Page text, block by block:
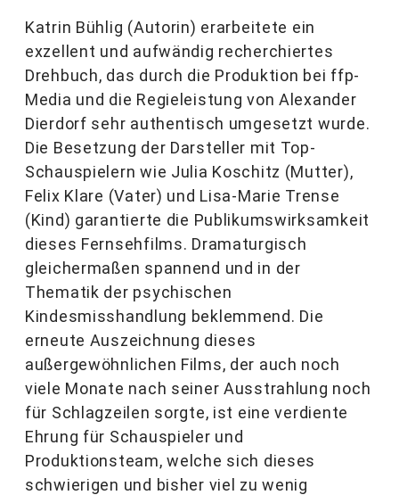
Katrin Bühlig (Autorin) erarbeitete ein
exzellent und aufwändig recherchiertes
Drehbuch, das durch die Produktion bei ffp-
Media und die Regieleistung von Alexander
Dierdorf sehr authentisch umgesetzt wurde.
Die Besetzung der Darsteller mit Top-
Schauspielern wie Julia Koschitz (Mutter),
Felix Klare (Vater) und Lisa-Marie Trense
(Kind) garantierte die Publikumswirksamkeit
dieses Fernsehfilms. Dramaturgisch
gleichermaßen spannend und in der
Thematik der psychischen
Kindesmisshandlung beklemmend. Die
erneute Auszeichnung dieses
außergewöhnlichen Films, der auch noch
viele Monate nach seiner Ausstrahlung noch
für Schlagzeilen sorgte, ist eine verdiente
Ehrung für Schauspieler und
Produktionsteam, welche sich dieses
schwierigen und bisher viel zu wenig